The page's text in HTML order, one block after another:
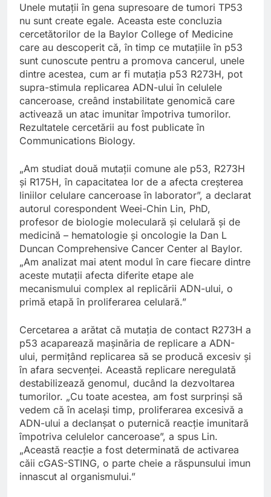
Unele mutații în gena supresoare de tumori TP53
nu sunt create egale. Aceasta este concluzia
cercetătorilor de la Baylor College of Medicine
care au descoperit că, în timp ce mutațiile în p53
sunt cunoscute pentru a promova cancerul, unele
dintre acestea, cum ar fi mutația p53 R273H, pot
supra-stimula replicarea ADN-ului în celulele
canceroase, creând instabilitate genomică care
activează un atac imunitar împotriva tumorilor.
Rezultatele cercetării au fost publicate în
Communications Biology.
„Am studiat două mutații comune ale p53, R273H
și R175H, în capacitatea lor de a afecta creșterea
liniilor celulare canceroase în laborator”, a declarat
autorul corespondent Weei-Chin Lin, PhD,
profesor de biologie moleculară și celulară și de
medicină – hematologie și oncologie la Dan L
Duncan Comprehensive Cancer Center al Baylor.
„Am analizat mai atent modul în care fiecare dintre
aceste mutații afecta diferite etape ale
mecanismului complex al replicării ADN-ului, o
primă etapă în proliferarea celulară.”
Cercetarea a arătat că mutația de contact R273H a
p53 acaparează mașinăria de replicare a ADN-
ului, permițând replicarea să se producă excesiv și
în afara secvenței. Această replicare neregulată
destabilizează genomul, ducând la dezvoltarea
tumorilor. „Cu toate acestea, am fost surprinși să
vedem că în același timp, proliferarea excesivă a
ADN-ului a declanșat o puternică reacție imunitară
împotriva celulelor canceroase”, a spus Lin.
„Această reacție a fost determinată de activarea
căii cGAS-STING, o parte cheie a răspunsului imun
innascut al organismului.”